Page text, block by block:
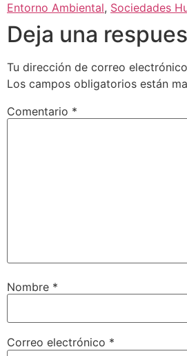
Entorno Ambiental, Sociedades
Deja una
Tu dirección de correo
Los campos obligatorios están
Comentario *
Nombre *
Correo electrónico *